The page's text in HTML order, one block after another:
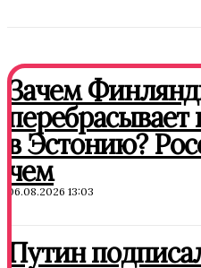
Зачем
в Эстонию?
чем
06.08.2026 13:03
Путин